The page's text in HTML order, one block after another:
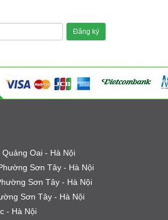
Cụm 6 -
Tư vấn:
Oai - Hà Nội
Sơn Tây - Hà Nội
Sơn Tây - Hà Nội
Sơn Tây - Hà Nội
- Hà Nội